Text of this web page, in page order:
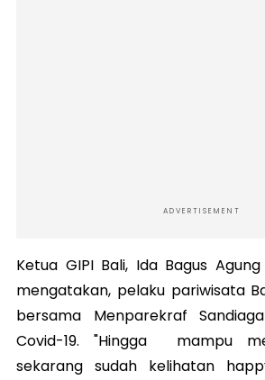
ADVERTISEMENT
Ketua GIPI Bali, Ida Bagus
mengatakan, pelaku pariwisata
bersama Menparekraf
Covid-19. "Hingga mampu
sekarang sudah kelihatan